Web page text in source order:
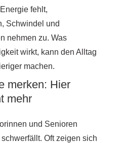
fehlt,
Schwindel und
nehmen zu. Was
wirkt, kann den Alltag
machen.
merken: Hier
mehr
und Senioren
Oft zeigen sich